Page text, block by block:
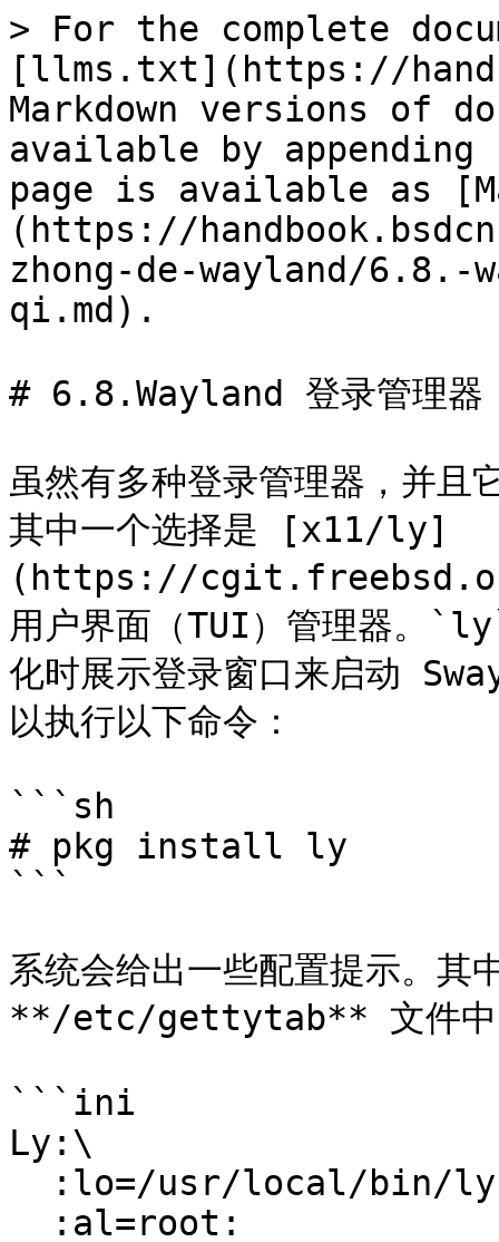
> For the complete
[llms.txt](https://
Markdown versions of
available by
page is available as
(https://
zhong-de-wayland/
qi.md).
# 6.8.Wayland 登录管理器
虽然有多种登录管理器，并
其中一个选择是 [x11/ly]
(https://
用户界面（TUI）管理器。
化时展示登录窗口来启动
以执行以下命令：
```sh
# pkg install ly
```
系统会给出一些配置提示。其
**/etc/gettytab** 文件中
```ini
Ly:\